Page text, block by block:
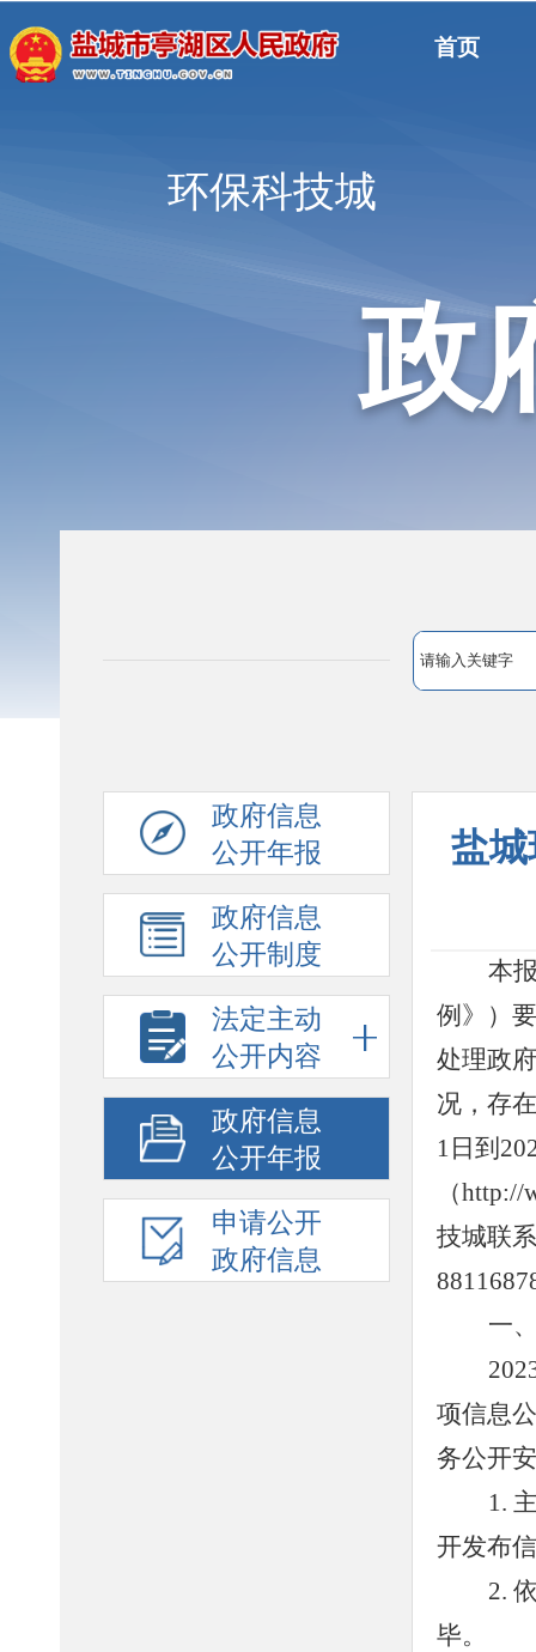
首页
环保科技城
政
政府信息
公开年报
政府信息
公开制度
法定主动
公开内容
政府信息
公开年报
申请公开
政府信息
盐
本
例》）
处理政
况，存
1 日到
（http://
技城联
一
项信息
务公开
1.
开发布
2.
毕。